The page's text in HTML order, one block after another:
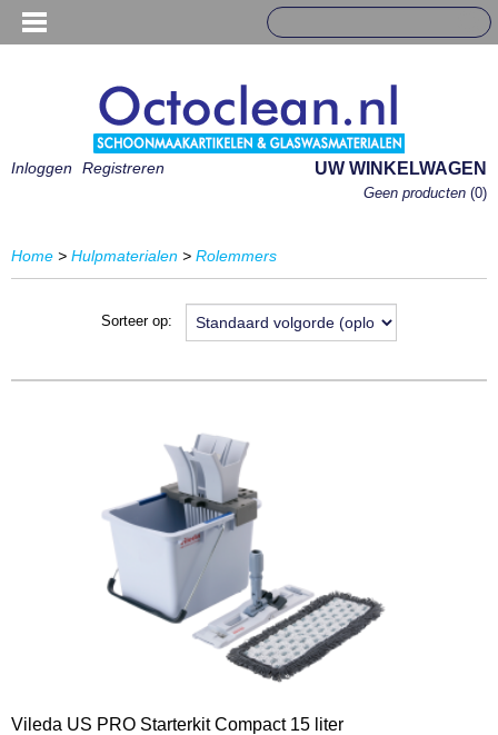
Inloggen Registreren UW WINKELWAGEN
Geen producten (0)
Home > Hulpmaterialen > Rolemmers
Sorteer op:
Vileda US PRO Starterkit Compact 15 liter